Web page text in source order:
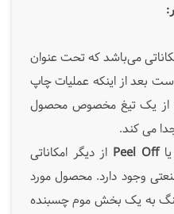
می‌باشد که تحت عنوان
بعد از اینکه عملیات چاپ
از یک تیغ مخصوص محصول
می کند.
Peel Off از دیگر امکاناتی
وجود دارد. محصول مورد
به یک بخش موم چسبنده